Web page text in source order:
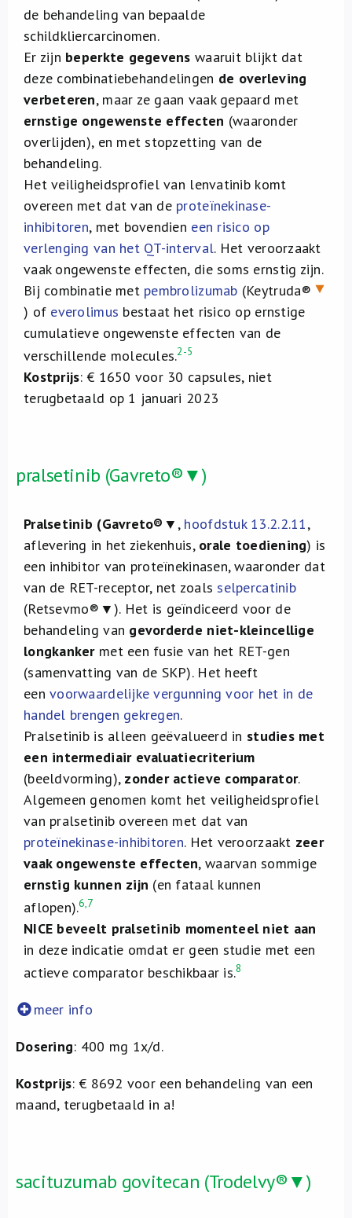
de behandeling van bepaalde
schildkliercarcinomen.
Er zijn beperkte gegevens waaruit blijkt dat
deze combinatiebehandelingen de overleving
verbeteren, maar ze gaan vaak gepaard met
ernstige ongewenste effecten (waaronder
overlijden), en met stopzetting van de
behandeling.
Het veiligheidsprofiel van lenvatinib komt
overeen met dat van de proteïnekinase-
inhibitoren, met bovendien een risico op
verlenging van het QT-interval. Het veroorzaakt
vaak ongewenste effecten, die soms ernstig zijn.
Bij combinatie met pembrolizumab (Keytruda®
) of everolimus bestaat het risico op ernstige
cumulatieve ongewenste effecten van de
verschillende molecules.2-5
Kostprijs: € 1650 voor 30 capsules, niet
terugbetaald op 1 januari 2023
pralsetinib (Gavreto®▼)
Pralsetinib (Gavreto® ▼, hoofdstuk 13.2.2.11,
aflevering in het ziekenhuis, orale toediening) is
een inhibitor van proteïnekinasen, waaronder dat
van de RET-receptor, net zoals selpercatinib
(Retsevmo®▼). Het is geïndiceerd voor de
behandeling van gevorderde niet-kleincellige
longkankermet een fusie van het RET-gen
(samenvatting van de SKP). Het heeft
eenvoorwaardelijke vergunning voor het in de
handel brengen gekregen.
Pralsetinib is alleen geëvalueerd in studies met
een intermediair evaluatiecriterium
(beeldvorming), zonder actieve comparator.
Algemeen genomen komt het veiligheidsprofiel
van pralsetinib overeen met dat van
proteïnekinase-inhibitoren. Het veroorzaakt zeer
vaak ongewenste effecten, waarvan sommige
ernstig kunnen zijn (en fataal kunnen
aflopen).6,7
NICE beveelt pralsetinib momenteel niet aan
in deze indicatie omdat er geen studie met een
actieve comparator beschikbaar is.8
meer info
Dosering: 400 mg 1x/d.
Kostprijs: € 8692 voor een behandeling van een
maand, terugbetaald in a!
sacituzumab govitecan (Trodelvy®▼)